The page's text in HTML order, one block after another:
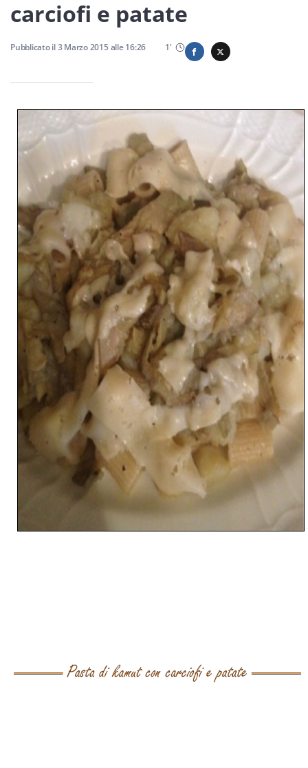
Servizi
Resta sempre aggiornato con le ultime news, iscriviti alla
nostra newsletter
Iscriviti
carciofi e patate
Pubblicato il3 Marzo 2015alle16:26 1'